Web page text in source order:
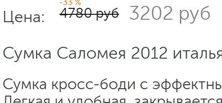
Цена:
-33 %
4780 руб 3202 руб
Сумка Саломея 2012
Сумка кросс-боди с